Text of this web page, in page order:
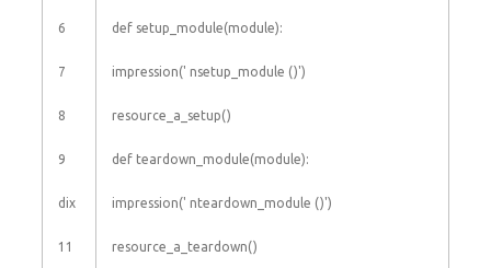
6
7
8
9
dix
11
def setup_module(module):
impression(' nsetup_module ()')
resource_a_setup()
def teardown_module(module):
impression(' nteardown_module ()')
resource_a_teardown()